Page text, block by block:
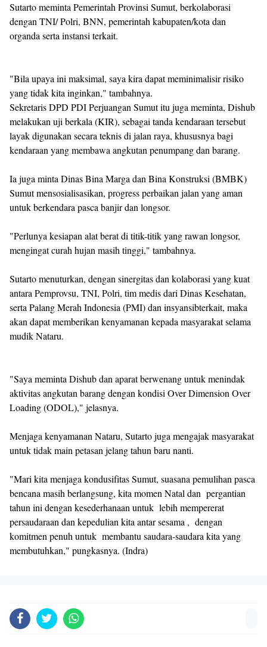
Sutarto meminta Pemerintah Provinsi Sumut, berkolaborasi
dengan TNI/ Polri, BNN, pemerintah kabupaten/kota dan
organda serta instansi terkait.
"Bila upaya ini maksimal, saya kira dapat meminimalisir risiko
yang tidak kita inginkan," tambahnya.
Sekretaris DPD PDI Perjuangan Sumut itu juga meminta, Dishub
melakukan uji berkala (KIR), sebagai tanda kendaraan tersebut
layak digunakan secara teknis di jalan raya, khususnya bagi
kendaraan yang membawa angkutan penumpang dan barang.
Ia juga minta Dinas Bina Marga dan Bina Konstruksi (BMBK)
Sumut mensosialisasikan, progress perbaikan jalan yang aman
untuk berkendara pasca banjir dan longsor.
"Perlunya kesiapan alat berat di titik-titik yang rawan longsor,
mengingat curah hujan masih tinggi," tambahnya.
Sutarto menuturkan, dengan sinergitas dan kolaborasi yang kuat
antara Pemprovsu, TNI, Polri, tim medis dari Dinas Kesehatan,
serta Palang Merah Indonesia (PMI) dan insyansibterkait, maka
akan dapat memberikan kenyamanan kepada masyarakat selama
mudik Nataru.
"Saya meminta Dishub dan aparat berwenang untuk menindak
aktivitas angkutan barang dengan kondisi Over Dimension Over
Loading (ODOL)," jelasnya.
Menjaga kenyamanan Nataru, Sutarto juga mengajak masyarakat
untuk tidak main petasan jelang tahun baru nanti.
"Mari kita menjaga kondusifitas Sumut, suasana pemulihan pasca
bencana masih berlangsung, kita momen Natal dan pergantian
tahun ini dengan kesederhanaan untuk lebih mempererat
persaudaraan dan kepedulian kita antar sesama , dengan
komitmen penuh untuk membantu saudara-saudara kita yang
membutuhkan," pungkasnya. (Indra)